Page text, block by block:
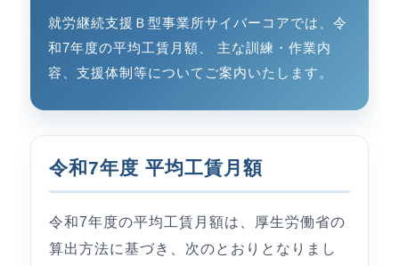
就労継続支援Ｂ型事業所サイバーコアでは、令
和7年度の平均工賃月額、 主な訓練・作業内
容、支援体制等についてご案内いたします。
令和7年度 平均工賃月額
令和7年度の平均工賃月額は、厚生労働省の
算出方法に基づき、次のとおりとなりまし